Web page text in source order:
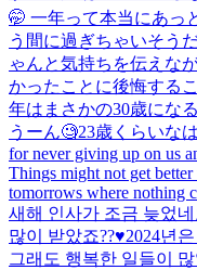
🤭 一年って本当にあっ
う間に過ぎちゃいそう
ゃんと気持ちを伝えな
かったことに後悔する
年はまさかの30歳にな
うーん🧐23歳くらいな
for never giving up on us
Things might not get
tomorrows where nothing
새해 인사가 조금 늦었
많이 받았죠??♥️2024년
그래도 행복한 일들이